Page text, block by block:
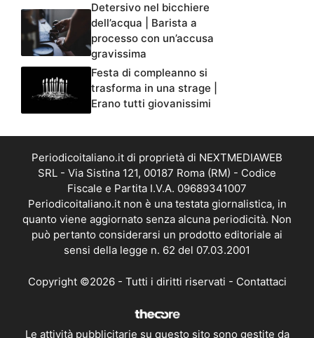
Detersivo nel bicchiere
dell’acqua | Barista a
processo con un’accusa
gravissima
Festa di compleanno si
trasforma in una strage |
Erano tutti giovanissimi
Periodicoitaliano.it di proprietà di NEXTMEDIAWEB
SRL - Via Sistina 121, 00187 Roma (RM) - Codice
Fiscale e Partita I.V.A. 09689341007
Periodicoitaliano.it non è una testata giornalistica, in
quanto viene aggiornato senza alcuna periodicità. Non
può pertanto considerarsi un prodotto editoriale ai
sensi della legge n. 62 del 07.03.2001
Copyright ©2026 - Tutti i diritti riservati - Contattaci
Le attività pubblicitarie su questo sito sono gestite da